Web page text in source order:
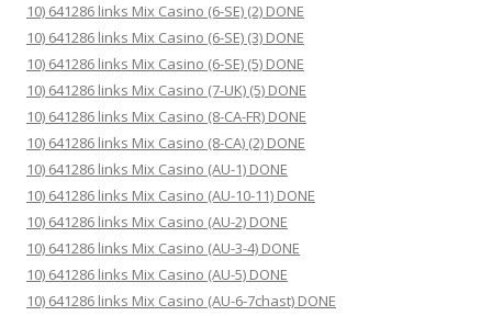
10) 641286 links Mix Casino (6-SE) (2) DONE
10) 641286 links Mix Casino (6-SE) (3) DONE
10) 641286 links Mix Casino (6-SE) (5) DONE
10) 641286 links Mix Casino (7-UK) (5) DONE
10) 641286 links Mix Casino (8-CA-FR) DONE
10) 641286 links Mix Casino (8-CA) (2) DONE
10) 641286 links Mix Casino (AU-1) DONE
10) 641286 links Mix Casino (AU-10-11) DONE
10) 641286 links Mix Casino (AU-2) DONE
10) 641286 links Mix Casino (AU-3-4) DONE
10) 641286 links Mix Casino (AU-5) DONE
10) 641286 links Mix Casino (AU-6-7chast) DONE